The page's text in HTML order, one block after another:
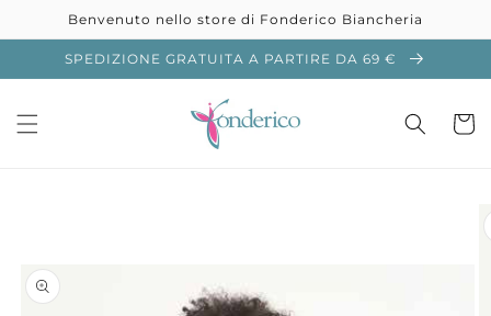
direttamente
ai contenuti
Benvenuto nello store di Fonderico Biancheria
SPEDIZIONE GRATUITA A PARTIRE DA 69 €